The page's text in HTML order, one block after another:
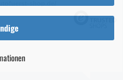
shop.de/